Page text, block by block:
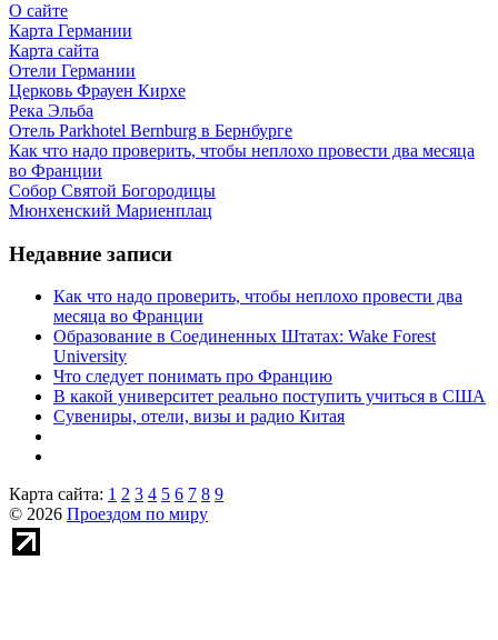
О сайте
Карта Германии
Карта сайта
Отели Германии
Церковь Фрауен Кирхе
Река Эльба
Отель Parkhotel Bernburg в Бернбурге
Как что надо проверить, чтобы неплохо провести два месяца
во Франции
Собор Святой Богородицы
Мюнхенский Мариенплац
Недавние записи
Как что надо проверить, чтобы неплохо провести два
месяца во Франции
Образование в Соединенных Штатах: Wake Forest
University
Что следует понимать про Францию
В какой университет реально поступить учиться в США
Сувениры, отели, визы и радио Китая
Карта сайта: 1 2 3 4 5 6 7 8 9
© 2026 Проездом по миру